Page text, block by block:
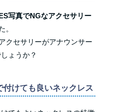
写真でNGなアクセサリー
。
クセサリーがアナウンサー
ょうか？
付けても良いネックレス